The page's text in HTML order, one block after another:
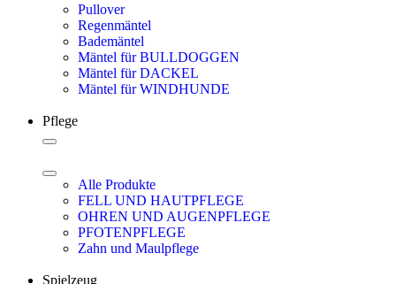
Pullover
Regenmäntel
Bademäntel
Mäntel für BULLDOGGEN
Mäntel für DACKEL
Mäntel für WINDHUNDE
Pflege
Alle Produkte
FELL UND HAUTPFLEGE
OHREN UND AUGENPFLEGE
PFOTENPFLEGE
Zahn und Maulpflege
Spielzeug